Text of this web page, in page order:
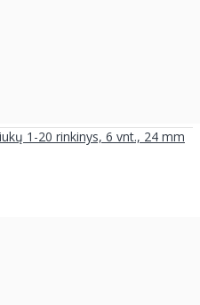
1-20 rinkinys, 6 vnt., 24 mm